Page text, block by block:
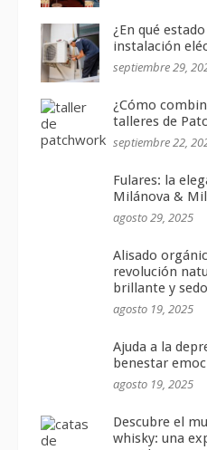
¿En qué
instalación
septiembre 29,
¿Cómo
talleres de
septiembre 22,
Fulares: la
Milánova &
agosto 29, 2025
Alisado
revolución
brillante y
agosto 19, 2025
Ajuda a la
benestar
agosto 19, 2025
Descubre el
whisky: una